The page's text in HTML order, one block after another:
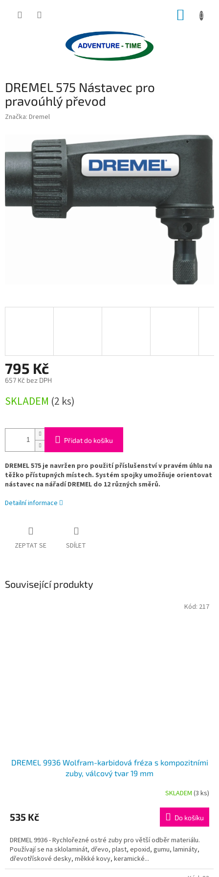
DREMEL 575 Nástavec pro
pravoúhlý převod
Značka: Dremel
795 Kč
657 Kč bez DPH
cena:
SKLADEM (2 ks)
Přidat do košíku
DREMEL 575 je navržen pro použití příslušenství v pravém úhlu na
těžko přístupných místech. Systém spojky umožňuje orientovat
nástavec na nářadí DREMEL do 12 různých směrů.
Detailní informace
ZEPTAT SE SDÍLET
Související produkty
DREMEL 9936 Wolfram-karbidová fréza s kompozitními
zuby, válcový tvar 19 mm
SKLADEM (3 ks)
535 Kč Do košíku
DREMEL 9936 - Rychlořezné ostré zuby pro větší odběr materiálu.
Používají se na sklolaminát, dřevo, plast, epoxid, gumu, lamináty,
dřevotřískové desky, měkké kovy, keramické...
Kód: 217